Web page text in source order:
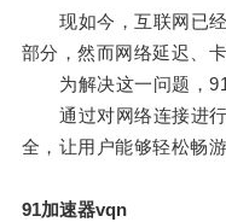
现如今，互联网已经
部分，然而网络延迟、
为解决这一问题，91
通过对网络连接进行
全，让用户能够轻松畅游
91加速器vqn